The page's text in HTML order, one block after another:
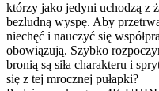
którzy jako jedyni uchodzą z
bezludną wyspę. Aby
niechęć i nauczyć się
obowiązują. Szybko
bronią są siła charakteru i
się z tej mrocznej pułapki?